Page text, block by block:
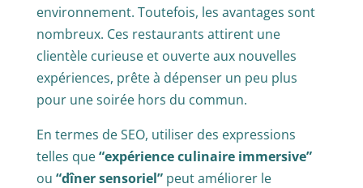
environnement. Toutefois, les avantages sont
nombreux. Ces restaurants attirent une
clientèle curieuse et ouverte aux nouvelles
expériences, prête à dépenser un peu plus
pour une soirée hors du commun.
En termes de SEO, utiliser des expressions
telles que“expérience culinaire immersive”
ou “dîner sensoriel”peut améliorer le